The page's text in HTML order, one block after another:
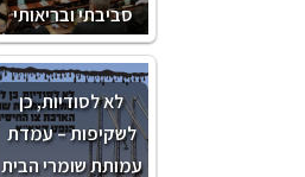
סביבתי ובריאותי
לא לסודיות, כן
לשקיפות – עמדת
עמותת שומרי הבית